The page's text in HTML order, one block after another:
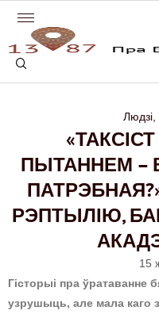
Людзі
ПЫТАННЕМ –
РЭПТЫЛІЮ,
15
Гісторыі пра ўратаванне
узрушыць, але мала каго